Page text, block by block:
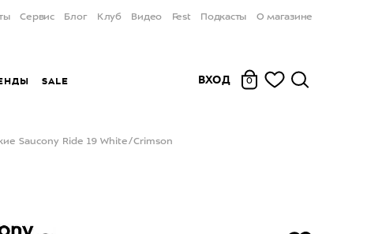
Сервис Блог Клуб Видео Fest Подкасты О магазине
SALE ВХОД 0
Saucony Ride 19 White/Crimson